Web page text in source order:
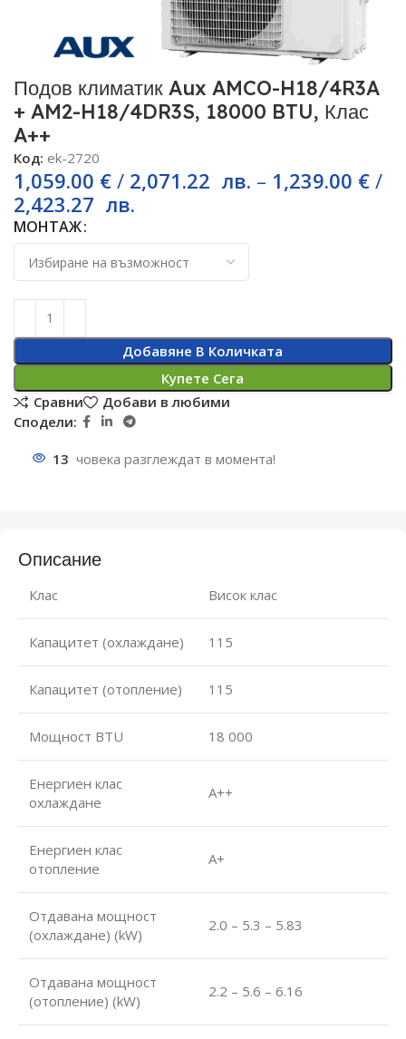
Подов климатик Aux AMCO-H18/4R3A
+ AM2-H18/4DR3S, 18000 BTU, Клас
A++
Код: ek-2720
1,059.00 € / 2,071.22 лв. – 1,239.00 € /
2,423.27 лв.
МОНТАЖ
Добавяне В Количката
Купете Сега
Сравни
Добави в любими
Сподели:
13 човека разглеждат в момента!
Описание
Клас Висок клас
Капацитет (охлаждане) 115
Капацитет (отопление) 115
Мощност BTU 18 000
Енергиен клас
охлаждане
А++
Енергиен клас
отопление
А+
Отдавана мощност
(охлаждане) (kW)
2.0 – 5.3 – 5.83
Отдавана мощност
(отопление) (kW)
2.2 – 5.6 – 6.16